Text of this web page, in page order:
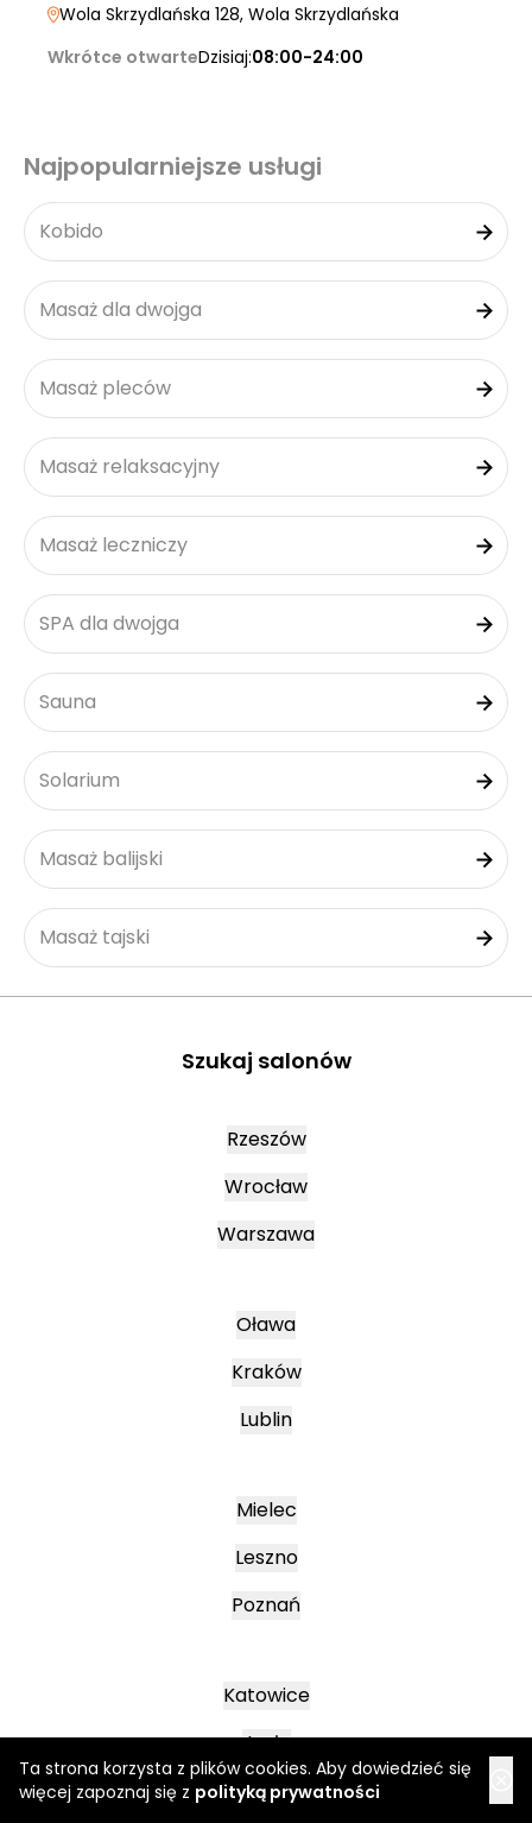
Ta strona korzysta z plików cookies. Aby dowiedzieć się
więcej zapoznaj się z polityką prywatności
Wola Skrzydlańska 128, Wola Skrzydlańska
Wkrótce otwarteDzisiaj:08:00-24:00
Najpopularniejsze usługi
Kobido
Masaż dla dwojga
Masaż pleców
Masaż relaksacyjny
Masaż leczniczy
SPA dla dwojga
Sauna
Solarium
Masaż balijski
Masaż tajski
Szukaj salonów
Rzeszów
Wrocław
Warszawa
Oława
Kraków
Lublin
Mielec
Leszno
Poznań
Katowice
Jasło
Wałbrzych